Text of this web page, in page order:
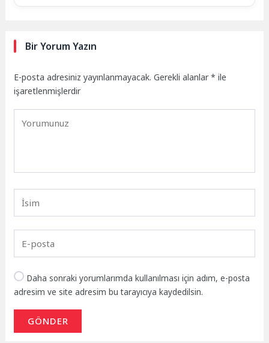
Bir Yorum Yazın
E-posta adresiniz yayınlanmayacak. Gerekli alanlar* ile
işaretlenmişlerdir
Daha sonraki yorumlarımda kullanılması için adım, e-posta
adresim ve site adresim bu tarayıcıya kaydedilsin.
GÖNDER